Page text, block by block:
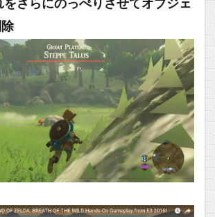
をさらにのっぺりさせてオブジェ